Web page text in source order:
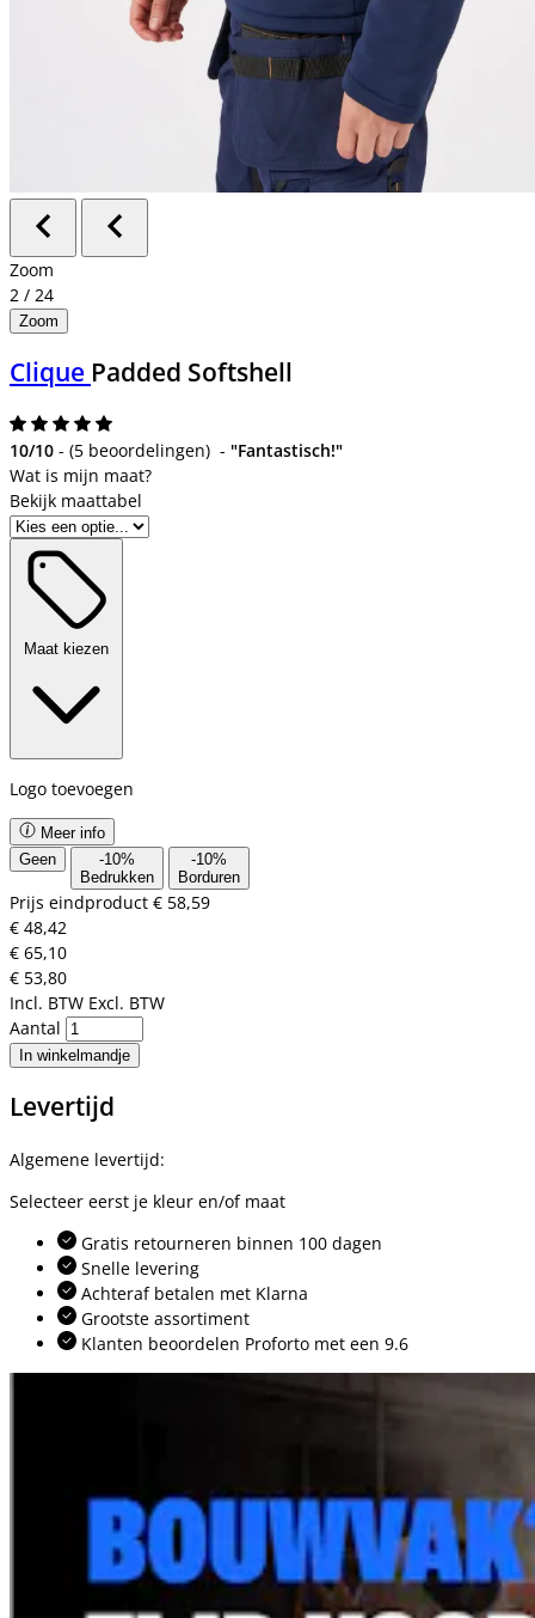
Zoom
2 / 24
Zoom
Clique Padded Softshell
10/10 - (5 beoordelingen) - "Fantastisch!"
Bekijk maattabel
Maat kiezen
Logo toevoegen
Meer info
Geen
-10%
Bedrukken
-10%
Borduren
Prijs eindproduct € 58,59
€ 48,42
€ 65,10
€ 53,80
Incl. BTW Excl. BTW
Aantal
In winkelmandje
Levertijd
Algemene levertijd:
Selecteer eerst je kleur en/of maat
Gratis retourneren binnen 100 dagen
Snelle levering
Achteraf betalen met Klarna
Grootste assortiment
Klanten beoordelen Proforto met een 9.6